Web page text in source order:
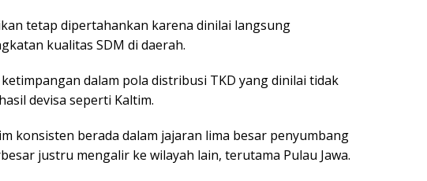
tetap dipertahankan karena dinilai langsung
kualitas SDM di daerah.
dalam pola distribusi TKD yang dinilai tidak
devisa seperti Kaltim.
konsisten berada dalam jajaran lima besar penyumbang
justru mengalir ke wilayah lain, terutama Pulau Jawa.